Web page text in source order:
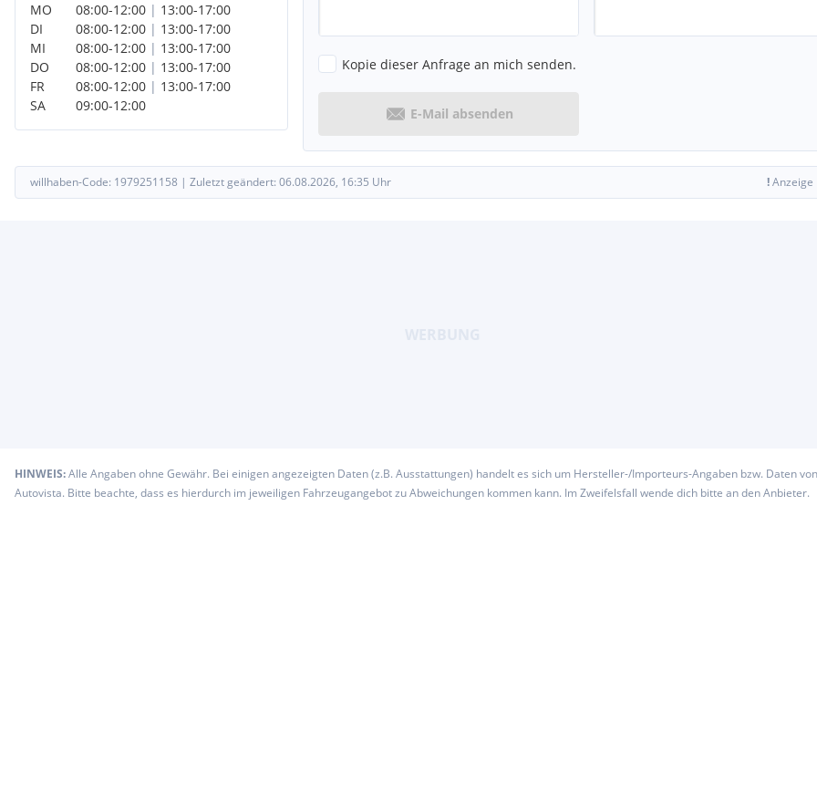
MO
08:00-12:00 | 13:00-17:00
DI
08:00-12:00 | 13:00-17:00
MI
08:00-12:00 | 13:00-17:00
DO
08:00-12:00 | 13:00-17:00
FR
08:00-12:00 | 13:00-17:00
SA
09:00-12:00
Kopie dieser Anfrage an mich senden.
E-Mail absenden
willhaben-Code: 1979251158 | Zuletzt geändert: 06.08.2026, 16:35 Uhr !Anzeige
HINWEIS:Alle Angaben ohne Gewähr. Bei einigen angezeigten Daten (z.B. Ausstattungen) handelt es sich um Hersteller-/Importeurs-Angaben bzw. Daten von
Autovista. Bitte beachte, dass es hierdurch im jeweiligen Fahrzeugangebot zu Abweichungen kommen kann. Im Zweifelsfall wende dich bitte an den Anbieter.